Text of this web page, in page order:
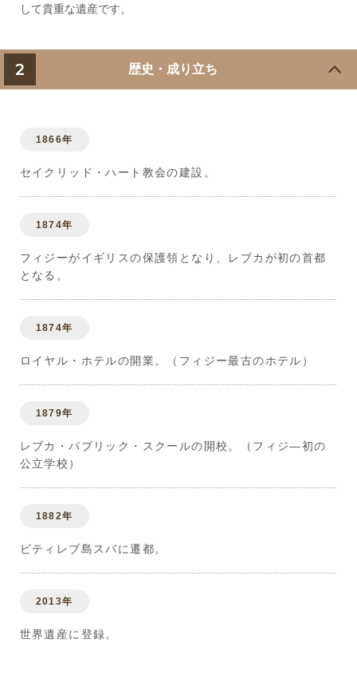
して貴重な遺産です。
2 歴史・成り立ち
1866年
セイクリッド・ハート教会の建設。
1874年
フィジーがイギリスの保護領となり、レブカが初の首都
となる。
1874年
ロイヤル・ホテルの開業。（フィジー最古のホテル）
1879年
レブカ・パブリック・スクールの開校。（フィジ―初の
公立学校）
1882年
ビティレブ島スバに遷都。
2013年
世界遺産に登録。